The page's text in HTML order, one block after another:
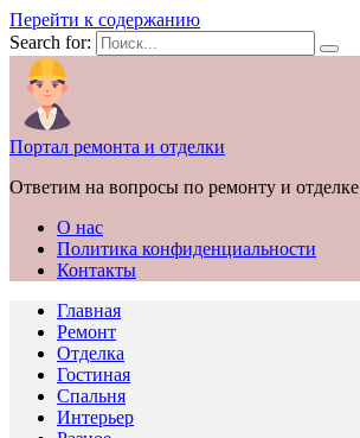
Перейти к содержанию
Search for:
Портал ремонта и отделки
Ответим на вопросы по ремонту и отделке
О нас
Политика конфиденциальности
Контакты
Главная
Ремонт
Отделка
Гостиная
Спальня
Интерьер